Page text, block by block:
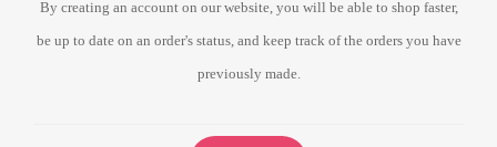
By creating an account on our website, you will be able to shop faster,
be up to date on an order's status, and keep track of the orders you have
previously made.